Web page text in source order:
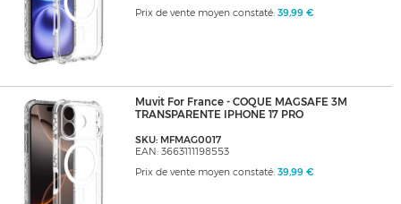
Prix de vente moyen constaté: 39,99 €
Muvit For France - COQUE MAGSAFE 3M
TRANSPARENTE IPHONE 17 PRO
SKU: MFMAG0017
EAN: 3663111198553
Prix de vente moyen constaté: 39,99 €